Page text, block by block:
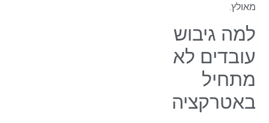
מאולץ.
למה גיבוש
עובדים לא
מתחיל
באטרקציה